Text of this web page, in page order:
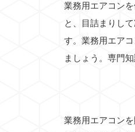
業務用エアコン
と、目詰まりし
す。業務用エア
ましょう。専門
業務用エアコン